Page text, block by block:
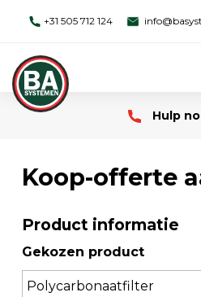
+31 505 712 124
Hulp
Koop-offerte
Product informatie
Gekozen product